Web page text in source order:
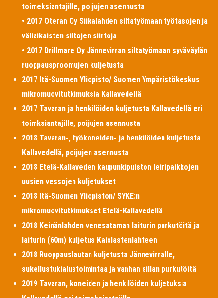
toimeksiantajille, poijujen asennusta
• 2017 Oteran Oy Siikalahden siltatyömaan työtasojen ja
väliaikaisten siltojen siirtoja
• 2017 Drillmare Oy Jännevirran siltatyömaan syväväylän
ruoppausproomujen kuljetusta
2017 Itä-Suomen Yliopisto/ Suomen Ympäristökeskus
mikromuovitutkimuksia Kallavedellä
2017 Tavaran ja henkilöiden kuljetusta Kallavedellä eri
toimksiantajille, poijujen asennusta
2018 Tavaran-, työkoneiden- ja henkilöiden kuljetusta
Kallavedellä, poijujen asennusta
2018 Etelä-Kallaveden kaupunkipuiston leiripaikkojen
uusien vessojen kuljetukset
2018 Itä-Suomen Yliopiston/ SYKE:n
mikromuovitutkimukset Etelä-Kallavedellä
2018 Keinänlahden venesataman laiturin purkutöitä ja
laiturin (60m) kuljetus Kaislastenlahteen
2018 Ruoppauslautan kuljetusta Jännevirralle,
sukellustukialustoimintaa ja vanhan sillan purkutöitä
2019 Tavaran, koneiden ja henkilöiden kuljetuksia